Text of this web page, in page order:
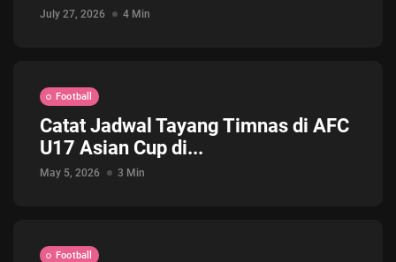
Jadwal ASEAN Hyundai Cup 2026...
July 22, 2026 3 Min
July 27, 2026 4 Min
Football
Catat Jadwal Tayang Timnas di AFC
U17 Asian Cup di...
May 5, 2026 3 Min
Football